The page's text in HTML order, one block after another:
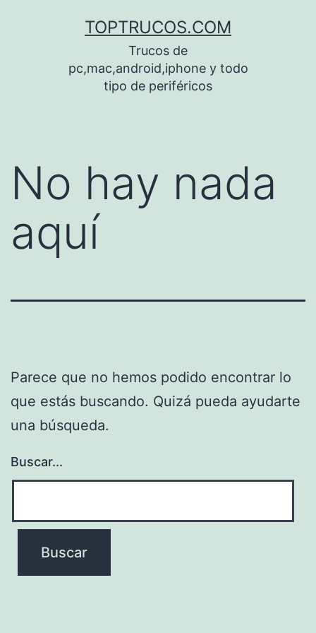
TOPTRUCOS.COM
Trucos de
pc,mac,android,iphone y todo
tipo de periféricos
No hay nada
aquí
Parece que no hemos podido encontrar lo
que estás buscando. Quizá pueda ayudarte
una búsqueda.
Buscar...